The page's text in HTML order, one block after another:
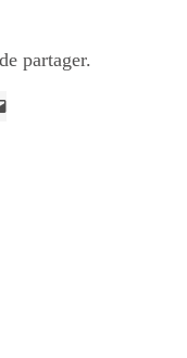
partager.